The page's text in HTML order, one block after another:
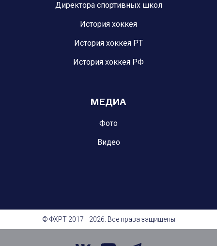
Директора спортивных школ
История хоккея
История хоккея РТ
История хоккея РФ
МЕДИА
Фото
Видео
© ФХРТ 2017—2026. Все права защищены